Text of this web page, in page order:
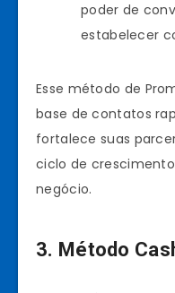
poder de
estabelecer
Esse método de
base de contatos
fortalece suas
ciclo de
negócio.
3. Método